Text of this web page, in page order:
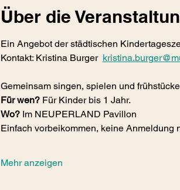
Über die
Ein Angebot der städtischen
Kontakt: Kristina Burger
Gemeinsam singen, spielen und
Für wen? Für Kinder bis 1 Jahr.
Wo? Im NEUPERLAND Pavillon
Einfach vorbeikommen, keine Anmeldung
Mehr anzeigen